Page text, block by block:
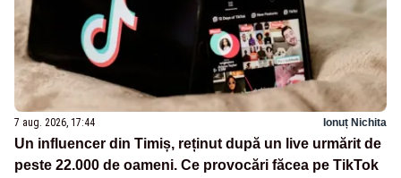
7 aug. 2026, 17:44 Ionuț Nichita
Un influencer din Timiș, reținut după un live urmărit de
peste 22.000 de oameni. Ce provocări făcea pe TikTok